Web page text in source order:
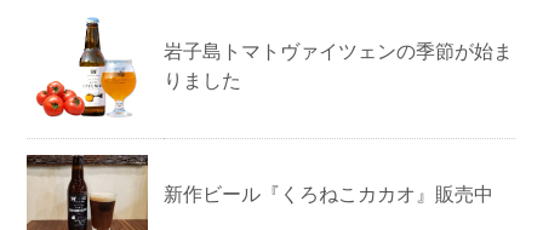
岩子島トマトヴァイツェンの季節が始ま
りました
新作ビール『くろねこカカオ』販売中